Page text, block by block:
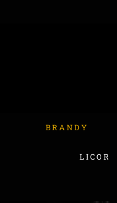
BRANDY
LICOR